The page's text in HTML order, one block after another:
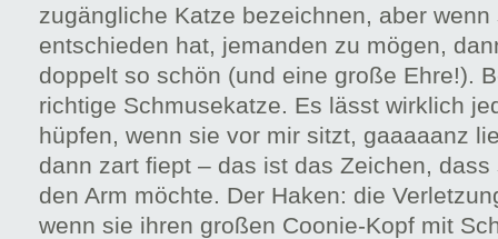
zugängliche Katze bezeichnen, aber wenn
entschieden hat, jemanden zu mögen,
doppelt so schön (und eine große Ehre!).
richtige Schmusekatze. Es lässt wirklich
hüpfen, wenn sie vor mir sitzt, gaaaaanz
dann zart fiept – das ist das Zeichen,
den Arm möchte. Der Haken: die
wenn sie ihren großen Coonie-Kopf mit